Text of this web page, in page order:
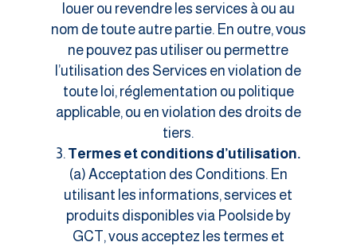
louer ou revendre les services à ou au
nom de toute autre partie. En outre, vous
ne pouvez pas utiliser ou permettre
l’utilisation des Services en violation de
toute loi, réglementation ou politique
applicable, ou en violation des droits de
tiers.
Termes et conditions d’utilisation.
(a) Acceptation des Conditions. En
utilisant les informations, services et
produits disponibles via Poolside by
GCT, vous acceptez les termes et